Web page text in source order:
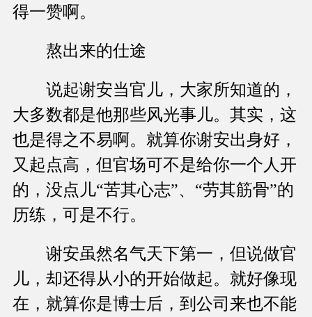
得一赞啊。
熬出来的仕途
说起谢安当官儿，大家所知道的，
大多数都是他那些风光事儿。其实，这
也是得之不易啊。就算你谢安出身好，
又起点高，但官场可不是给你一个人开
的，没点儿“苦其心志”、“劳其筋骨”的
历练，可是不行。
谢安虽然名气天下第一，但说做官
儿，却还得从小的开始做起。就好像现
在，就算你是博士后，到公司来也不能